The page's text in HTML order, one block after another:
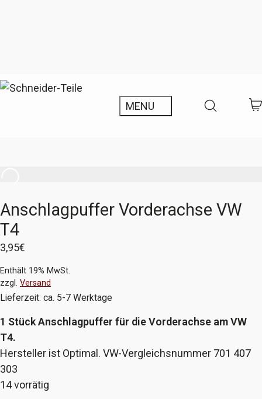
Anschlagpuffer Vorderachse VW
T4
3,95€
Enthält 19% MwSt.
zzgl. Versand
Lieferzeit: ca. 5-7 Werktage
1 Stück Anschlagpuffer für die Vorderachse am VW
T4.
Hersteller ist Optimal. VW-Vergleichsnummer 701 407
303
14 vorrätig